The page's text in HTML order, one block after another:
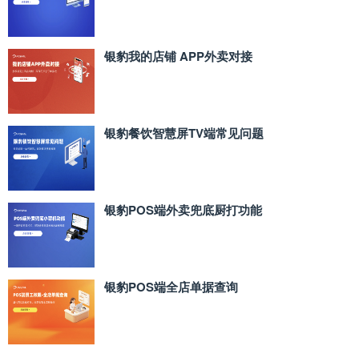
银豹我的店铺 APP外卖对接
银豹餐饮智慧屏TV端常见问题
银豹POS端外卖兜底厨打功能
银豹POS端全店单据查询